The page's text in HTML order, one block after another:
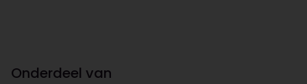
Onderdeel van